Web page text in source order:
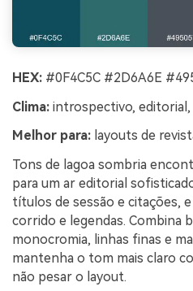
HEX: #0F4C5C #2D6A6E
Clima: introspectivo,
Melhor para: layouts de
Tons de lagoa sombria
para um ar editorial
títulos de sessão e citações,
corrido e legendas. Combina
monocromia, linhas finas e
mantenha o tom mais claro
não pesar o layout.